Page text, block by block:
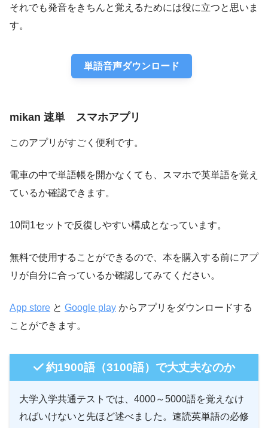
それでも発音をきちんと覚えるためには役に立つと思いま
す。
単語音声ダウンロード
mikan 速単 スマホアプリ
このアプリがすごく便利です。
電車の中で単語帳を開かなくても、スマホで英単語を覚え
ているか確認できます。
10問1セットで反復しやすい構成となっています。
無料で使用することができるので、本を購入する前にアプ
リが自分に合っているか確認してみてください。
App store と Google play からアプリをダウンロードする
ことができます。
約1900語（3100語）で大丈夫なのか
大学入学共通テストでは、4000～5000語を覚えなけ
ればいけないと先ほど述べました。 速読英単語の必修